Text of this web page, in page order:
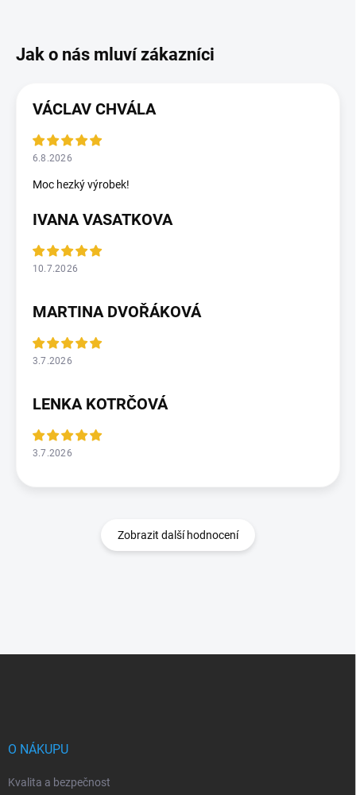
VÁCLAV CHVÁLA
6.8.2026
Moc hezký výrobek!
IVANA VASATKOVA
10.7.2026
MARTINA DVOŘÁKOVÁ
3.7.2026
LENKA KOTRČOVÁ
3.7.2026
Zobrazit další hodnocení
O NÁKUPU
Kvalita a bezpečnost